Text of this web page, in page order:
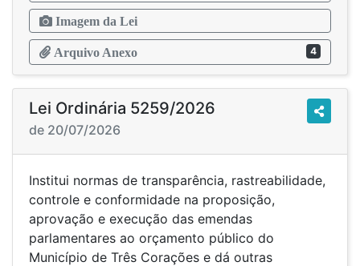
Imagem da Lei
Arquivo Anexo 4
Lei Ordinária 5259/2026
de 20/07/2026
Institui normas de transparência, rastreabilidade,
controle e conformidade na proposição,
aprovação e execução das emendas
parlamentares ao orçamento público do
Município de Três Corações e dá outras